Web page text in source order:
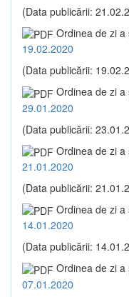
(Data publicării:
Ordinea de zi
19.02.2020
(Data publicării:
Ordinea de zi
29.01.2020
(Data publicării:
Ordinea de zi
21.01.2020
(Data publicării:
Ordinea de zi
14.01.2020
(Data publicării:
Ordinea de zi
07.01.2020